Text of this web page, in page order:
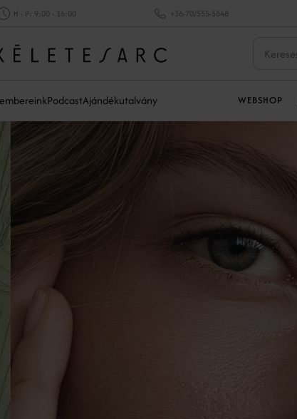
H - P: 9:00 - 16:00 +36-70/555-5848
PodcastAjándékutalvány WEBSHOP